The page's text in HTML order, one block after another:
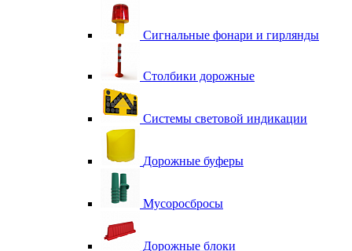
Сигнальные фонари и гирлянды
Столбики дорожные
Системы световой индикации
Дорожные буферы
Мусоросбросы
Дорожные блоки